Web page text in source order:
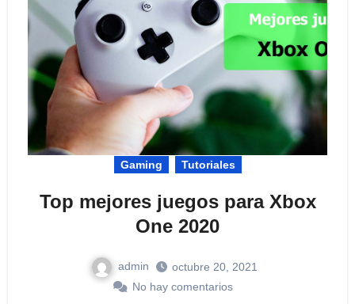
Gaming Tutoriales
Top mejores juegos para Xbox
One 2020
admin
octubre 20, 2021
No hay comentarios